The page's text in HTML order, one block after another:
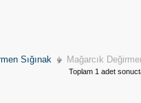
Sığınak Mağarcık
Toplam 1 adet